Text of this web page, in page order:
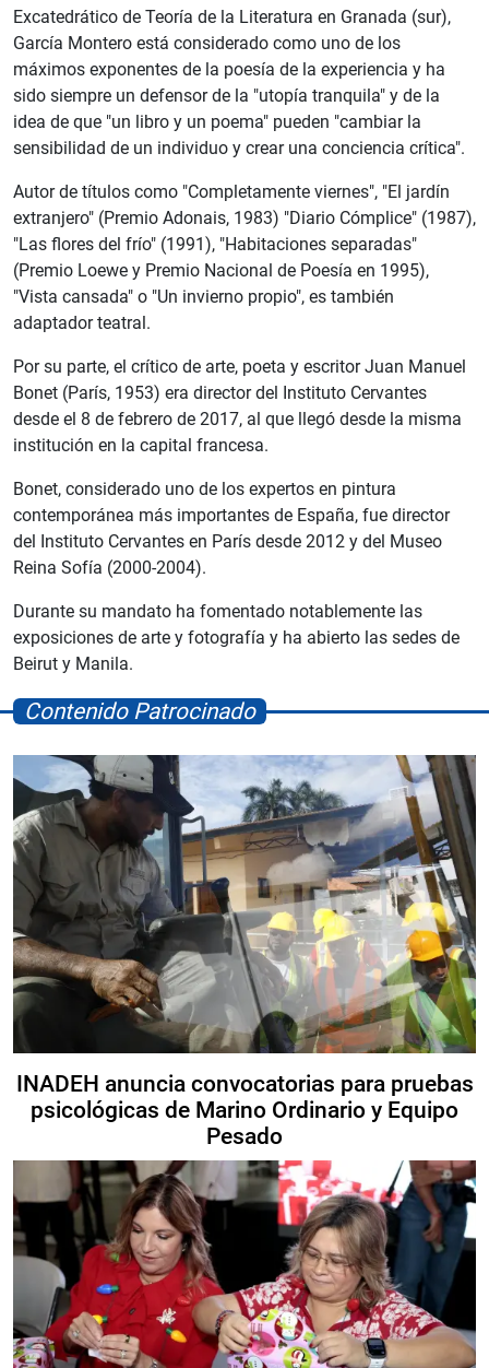
Excatedrático de Teoría de la Literatura en Granada (sur),
García Montero está considerado como uno de los
máximos exponentes de la poesía de la experiencia y ha
sido siempre un defensor de la "utopía tranquila" y de la
idea de que "un libro y un poema" pueden "cambiar la
sensibilidad de un individuo y crear una conciencia crítica".
Autor de títulos como "Completamente viernes", "El jardín
extranjero" (Premio Adonais, 1983) "Diario Cómplice" (1987),
"Las flores del frío" (1991), "Habitaciones separadas"
(Premio Loewe y Premio Nacional de Poesía en 1995),
"Vista cansada" o "Un invierno propio", es también
adaptador teatral.
Por su parte, el crítico de arte, poeta y escritor Juan Manuel
Bonet (París, 1953) era director del Instituto Cervantes
desde el 8 de febrero de 2017, al que llegó desde la misma
institución en la capital francesa.
Bonet, considerado uno de los expertos en pintura
contemporánea más importantes de España, fue director
del Instituto Cervantes en París desde 2012 y del Museo
Reina Sofía (2000-2004).
Durante su mandato ha fomentado notablemente las
exposiciones de arte y fotografía y ha abierto las sedes de
Beirut y Manila.
Contenido Patrocinado
INADEH anuncia convocatorias para pruebas
psicológicas de Marino Ordinario y Equipo
Pesado